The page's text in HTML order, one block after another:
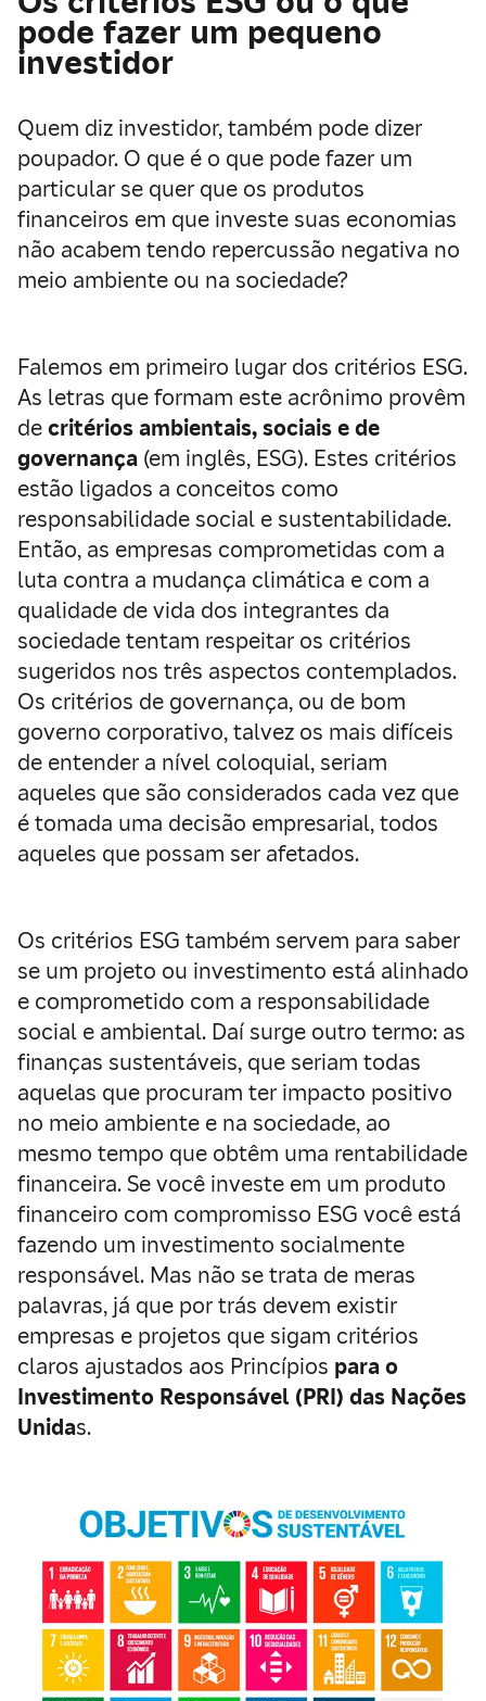
pode fazer um pequeno
investidor
Quem diz investidor, também pode dizer
poupador. O que é o que pode fazer um
particular se quer que os produtos
financeiros em que investe suas economias
não acabem tendo repercussão negativa no
meio ambiente ou na sociedade?
Falemos em primeiro lugar dos critérios ESG.
As letras que formam este acrônimo provêm
decritérios ambientais, sociais e de
governança (em inglês, ESG). Estes critérios
estão ligados a conceitos como
responsabilidade social e sustentabilidade.
Então, as empresas comprometidas com a
luta contra a mudança climática e com a
qualidade de vida dos integrantes da
sociedade tentam respeitar os critérios
sugeridos nos três aspectos contemplados.
Os critérios de governança, ou de bom
governo corporativo, talvez os mais difíceis
de entender a nível coloquial, seriam
aqueles que são considerados cada vez que
é tomada uma decisão empresarial, todos
aqueles que possam ser afetados.
Os critérios ESG também servem para saber
se um projeto ou investimento está alinhado
e comprometido com a responsabilidade
social e ambiental. Daí surge outro termo: as
finanças sustentáveis, que seriam todas
aquelas que procuram ter impacto positivo
no meio ambiente e na sociedade, ao
mesmo tempo que obtêm uma rentabilidade
financeira. Se você investe em um produto
financeiro com compromisso ESG você está
fazendo um investimento socialmente
responsável. Mas não se trata de meras
palavras, já que por trás devem existir
empresas e projetos que sigam critérios
claros ajustados aos Princípios para o
Investimento Responsável (PRI) das Nações
Unidas.